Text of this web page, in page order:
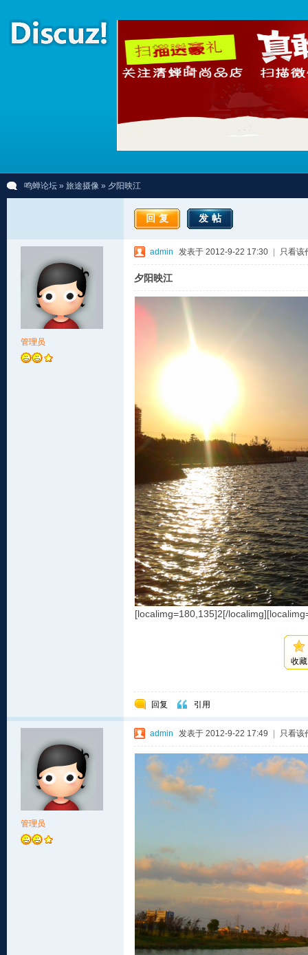
鸣蝉论坛 » 旅途摄像 » 夕阳映江
回复 发帖
管理员
admin 发表于 2012-9-22 17:30 只看该
夕阳映江
[localimg=180,135]2[/
收藏
回复 引用
管理员
admin 发表于 2012-9-22 17:49 只看该